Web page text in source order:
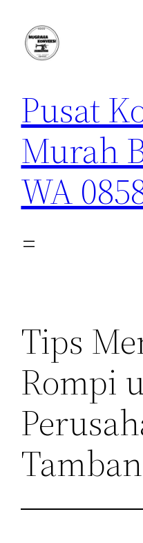
konten
Pusat
Murah
WA
Tips
Rompi